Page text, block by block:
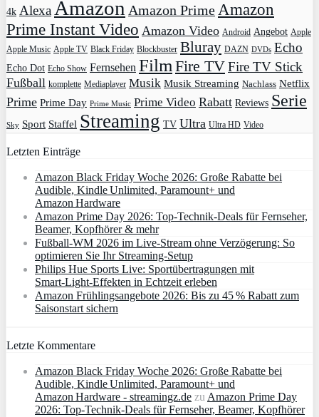
4k Alexa Amazon Amazon Prime Amazon
Prime Instant Video Amazon Video Android Angebot Apple
Apple Music Apple TV Black Friday Blockbuster Bluray DAZN DVDs Echo
Echo Dot Echo Show Fernsehen Film Fire TVFire TV Stick
Fußball komplette Mediaplayer Musik Musik Streaming Nachlass Netflix
Prime Prime Day Prime Music Prime Video Rabatt Reviews Serie
Sky Sport Staffel Streaming TV Ultra Ultra HD Video
Letzten Einträge
Amazon Black Friday Woche 2026: Große Rabatte bei
Audible, Kindle Unlimited, Paramount+ und
Amazon Hardware
Amazon Prime Day 2026: Top-Technik-Deals für Fernseher,
Beamer, Kopfhörer & mehr
Fußball-WM 2026 im Live-Stream ohne Verzögerung: So
optimieren Sie Ihr Streaming-Setup
Philips Hue Sports Live: Sportübertragungen mit
Smart‑Light‑Effekten in Echtzeit erleben
Amazon Frühlingsangebote 2026: Bis zu 45 % Rabatt zum
Saisonstart sichern
Letzte Kommentare
Amazon Black Friday Woche 2026: Große Rabatte bei
Audible, Kindle Unlimited, Paramount+ und
Amazon Hardware - streamingz.de zu Amazon Prime Day
2026: Top-Technik-Deals für Fernseher, Beamer, Kopfhörer